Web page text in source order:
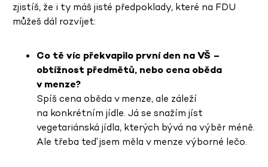
zjistíš, že i ty máš jisté předpoklady, které na FDU
můžeš dál rozvíjet:
Co tě víc překvapilo první den na VŠ –
obtížnost předmětů, nebo cena oběda
v menze?
Spíš cena oběda v menze, ale záleží
na konkrétním jídle. Já se snažím jíst
vegetariánská jídla, kterých bývá na výběr méně.
Ale třeba teď jsem měla v menze výborné lečo.